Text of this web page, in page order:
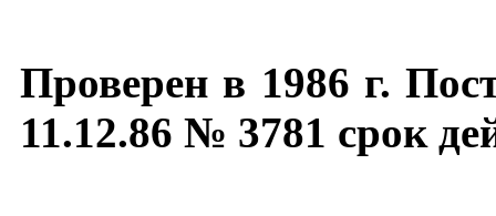
Проверен в 1986 г.
11.12.86 № 3781 срок